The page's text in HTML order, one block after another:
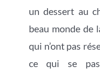
un dessert au
beau monde de
qui n’ont pas
ce qui se